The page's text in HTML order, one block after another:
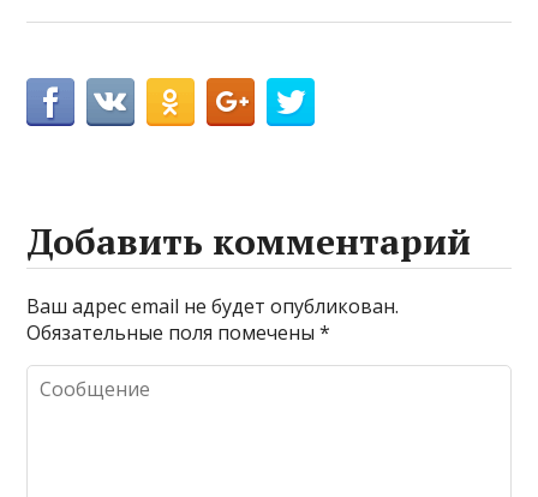
Добавить комментарий
Ваш адрес email не будет опубликован.
Обязательные поля помечены*